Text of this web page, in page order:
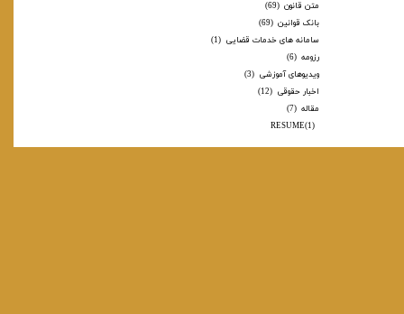
متن قانون (69)
بانک قوانین (69)
سامانه های خدمات قضایی (1)
رزومه (6)
ویدیوهای آموزشی (3)
اخبار حقوقی (12)
مقاله (7)
RESUME(1)